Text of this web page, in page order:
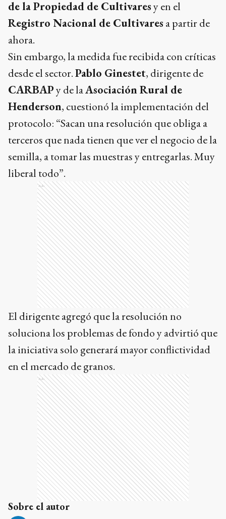
de la Propiedad de Cultivaresy en el
Registro Nacional de Cultivares a partir de
ahora.
Sin embargo, la medida fue recibida con críticas
desde el sector.Pablo Ginestet, dirigente de
CARBAPy de laAsociación Rural de
Henderson, cuestionó la implementación del
protocolo: “Sacan una resolución que obliga a
terceros que nada tienen que ver el negocio de la
semilla, a tomar las muestras y entregarlas. Muy
liberal todo”.
Ads
El dirigente agregó que la resolución no
soluciona los problemas de fondo y advirtió que
la iniciativa solo generará mayor conflictividad
en el mercado de granos.
Ads
Sobre el autor